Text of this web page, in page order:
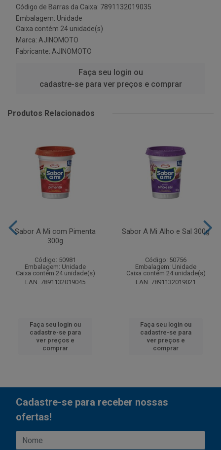
Código de Barras da Caixa: 7891132019035
Embalagem: Unidade
Caixa contém 24 unidade(s)
Marca: AJINOMOTO
Fabricante: AJINOMOTO
Faça seu login ou
cadastre-se para ver preços e comprar
Produtos Relacionados
Sabor A Mi com Pimenta
300g
Código: 50981
Embalagem: Unidade
Caixa contém 24 unidade(s)
EAN: 7891132019045
Faça seu login ou
cadastre-se para
ver preços e
comprar
Sabor A Mi Alho e Sal 300g
Código: 50756
Embalagem: Unidade
Caixa contém 24 unidade(s)
EAN: 7891132019021
Faça seu login ou
cadastre-se para
ver preços e
comprar
Cadastre-se para receber nossas
ofertas!